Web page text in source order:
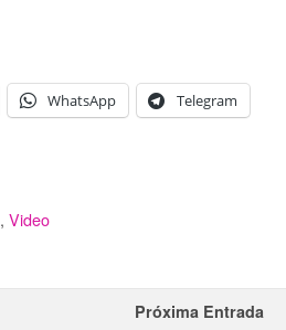
WhatsApp Telegram
, Video
Próxima Entrada